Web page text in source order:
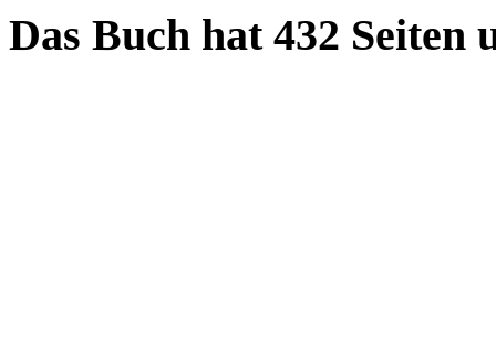
Das Buch hat 432 Seiten